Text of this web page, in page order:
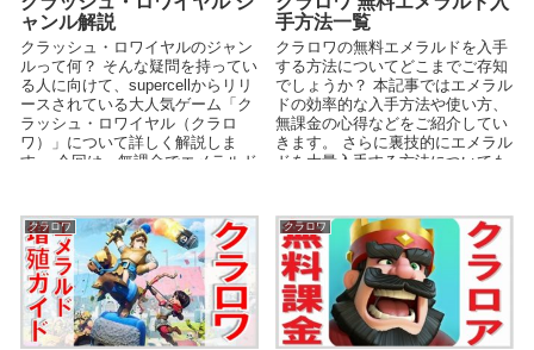
ャンル解説
クラッシュ・ロワイヤルのジャン
ルって何？ そんな疑問を持ってい
る人に向けて、supercellからリリ
ースされている大人気ゲーム「ク
ラッシュ・ロワイヤル（クラロ
ワ）」について詳しく解説しま
す。 今回は、無課金でエメラルド
手方法一覧
クラロワの無料エメラルドを入手
する方法についてどこまでご存知
でしょうか？ 本記事ではエメラル
ドの効率的な入手方法や使い方、
無課金の心得などをご紹介してい
きます。 さらに裏技的にエメラル
ドを大量入手する方法についても
クラロワ クラロワ